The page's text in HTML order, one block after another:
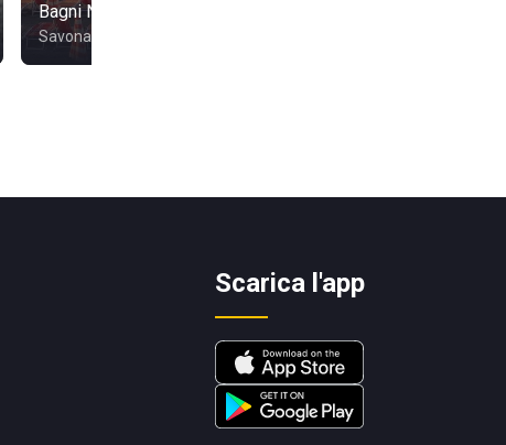
Bagni Nilo
Savona
Scarica l'app